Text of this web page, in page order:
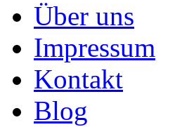
Über uns
Impressum
Kontakt
Blog